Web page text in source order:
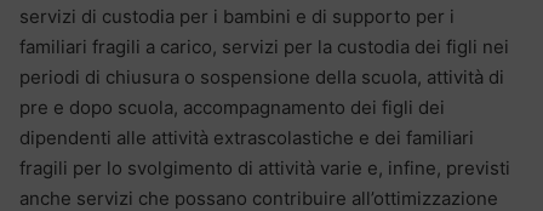
servizi di custodia per i bambini e di supporto per i
familiari fragili a carico, servizi per la custodia dei figli nei
periodi di chiusura o sospensione della scuola, attività di
pre e dopo scuola, accompagnamento dei figli dei
dipendenti alle attività extrascolastiche e dei familiari
fragili per lo svolgimento di attività varie e, infine, previsti
anche servizi che possano contribuire all’ottimizzazione